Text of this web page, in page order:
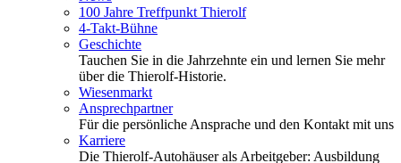
100 Jahre Treffpunkt Thierolf
4-Takt-Bühne
Geschichte
Tauchen Sie in die Jahrzehnte ein und lernen Sie mehr
über die Thierolf-Historie.
Wiesenmarkt
Ansprechpartner
Für die persönliche Ansprache und den Kontakt mit uns
Karriere
Die Thierolf-Autohäuser als Arbeitgeber: Ausbildung